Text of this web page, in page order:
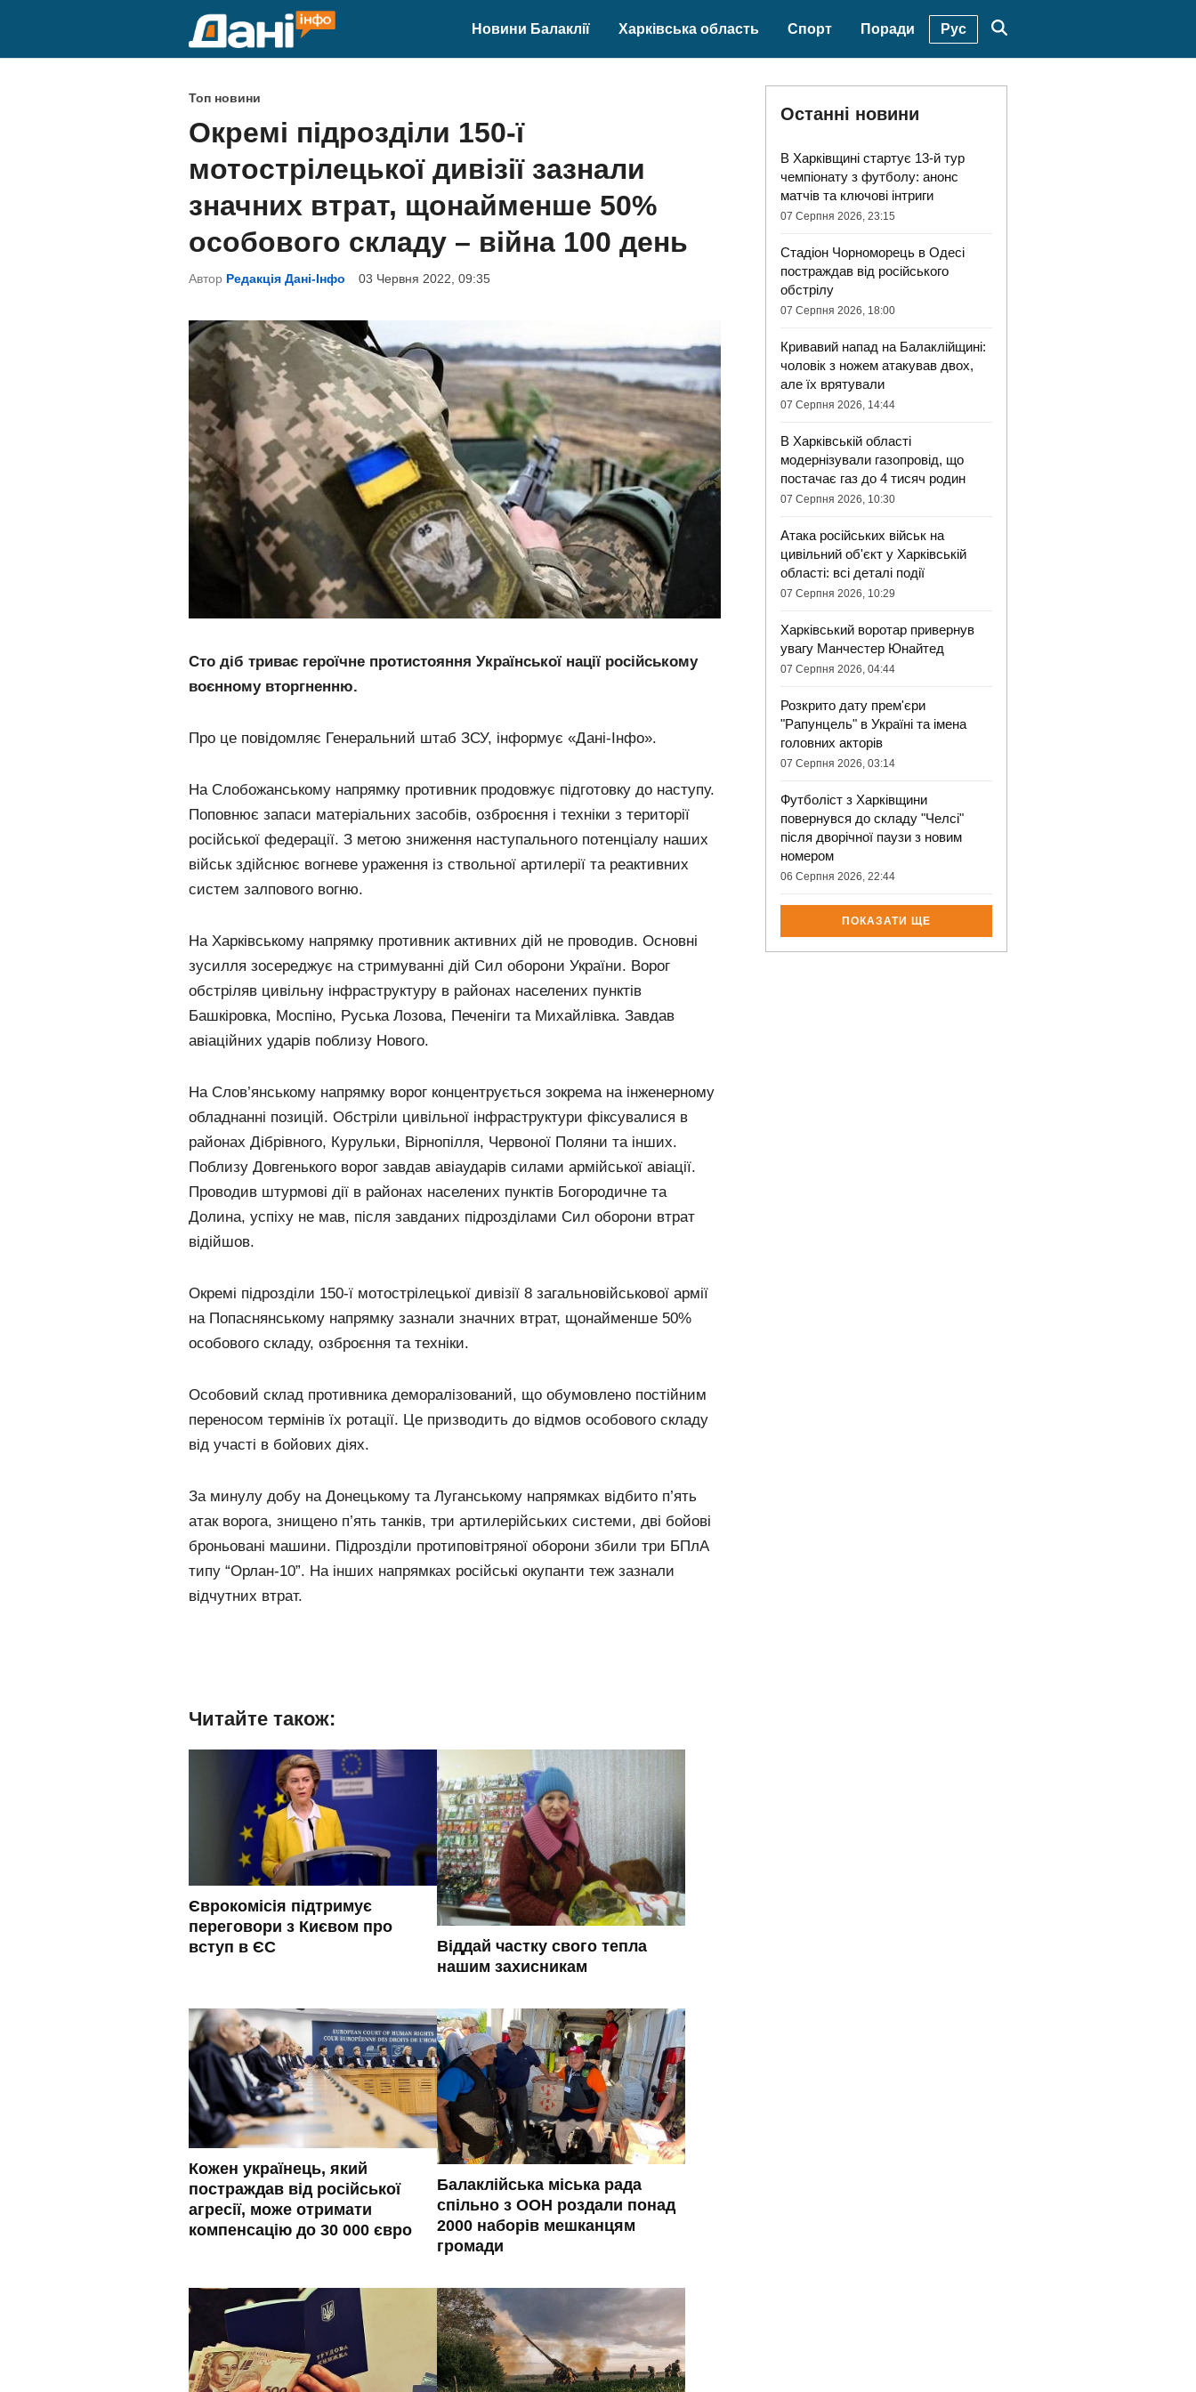
Новини Балаклії Харківська область Спорт Поради Рус
P
o
s
e
d
i
n
Топ новини
Окремі підрозділи 150-ї
мотострілецької дивізії зазнали
значних втрат, щонайменше 50%
особового складу – війна 100 день
Автор Редакція Дані-Інфо 03 Червня 2022, 09:35
Сто діб триває героїчне протистояння Української нації російському
воєнному вторгненню.
Про це повідомляє Генеральний штаб ЗСУ, інформує «Дані-Інфо».
На Слобожанському напрямку противник продовжує підготовку до наступу.
Поповнює запаси матеріальних засобів, озброєння і техніки з території
російської федерації. З метою зниження наступального потенціалу наших
військ здійснює вогневе ураження із ствольної артилерії та реактивних
систем залпового вогню.
На Харківському напрямку противник активних дій не проводив. Основні
зусилля зосереджує на стримуванні дій Сил оборони України. Ворог
обстріляв цивільну інфраструктуру в районах населених пунктів
Башкіровка, Моспіно, Руська Лозова, Печеніги та Михайлівка. Завдав
авіаційних ударів поблизу Нового.
На Слов’янському напрямку ворог концентрується зокрема на інженерному
обладнанні позицій. Обстріли цивільної інфраструктури фіксувалися в
районах Дібрівного, Курульки, Вірнопілля, Червоної Поляни та інших.
Поблизу Довгенького ворог завдав авіаударів силами армійської авіації.
Проводив штурмові дії в районах населених пунктів Богородичне та
Долина, успіху не мав, після завданих підрозділами Сил оборони втрат
відійшов.
Окремі підрозділи 150-ї мотострілецької дивізії 8 загальновійськової армії
на Попаснянському напрямку зазнали значних втрат, щонайменше 50%
особового складу, озброєння та техніки.
Особовий склад противника деморалізований, що обумовлено постійним
переносом термінів їх ротації. Це призводить до відмов особового складу
від участі в бойових діях.
За минулу добу на Донецькому та Луганському напрямках відбито п’ять
атак ворога, знищено п’ять танків, три артилерійських системи, дві бойові
броньовані машини. Підрозділи протиповітряної оборони збили три БПлА
типу “Орлан-10”. На інших напрямках російські окупанти теж зазнали
відчутних втрат.
Читайте також:
Єврокомісія підтримує
переговори з Києвом про
вступ в ЄС
Віддай частку свого тепла
нашим захисникам
Кожен українець, який
постраждав від російської
агресії, може отримати
компенсацію до 30 000 євро
Балаклійська міська рада
спільно з ООН роздали понад
2000 наборів мешканцям
громади
Останні новини
В Харківщині стартує 13-й тур
чемпіонату з футболу: анонс
матчів та ключові інтриги
07 Серпня 2026, 23:15
Стадіон Чорноморець в Одесі
постраждав від російського
обстрілу
07 Серпня 2026, 18:00
Кривавий напад на Балаклійщині:
чоловік з ножем атакував двох,
але їх врятували
07 Серпня 2026, 14:44
В Харківській області
модернізували газопровід, що
постачає газ до 4 тисяч родин
07 Серпня 2026, 10:30
Атака російських військ на
цивільний об'єкт у Харківській
області: всі деталі події
07 Серпня 2026, 10:29
Харківський воротар привернув
увагу Манчестер Юнайтед
07 Серпня 2026, 04:44
Розкрито дату прем'єри
"Рапунцель" в Україні та імена
головних акторів
07 Серпня 2026, 03:14
Футболіст з Харківщини
повернувся до складу "Челсі"
після дворічної паузи з новим
номером
06 Серпня 2026, 22:44
ПОКАЗАТИ ЩЕ